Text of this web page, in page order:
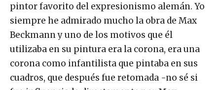
pintor favorito del expresionismo alemán. Yo
siempre he admirado mucho la obra de Max
Beckmann y uno de los motivos que él
utilizaba en su pintura era la corona, era una
corona como infantilista que pintaba en sus
cuadros, que después fue retomada -no sé si